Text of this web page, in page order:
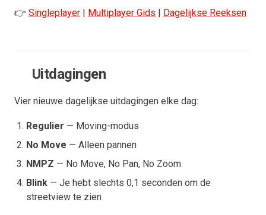
👉 Singleplayer | Multiplayer Gids | Dagelijkse Reeksen
Uitdagingen
Vier nieuwe dagelijkse uitdagingen elke dag:
Regulier — Moving-modus
No Move — Alleen pannen
NMPZ — No Move, No Pan, No Zoom
Blink — Je hebt slechts 0,1 seconden om de
streetview te zien